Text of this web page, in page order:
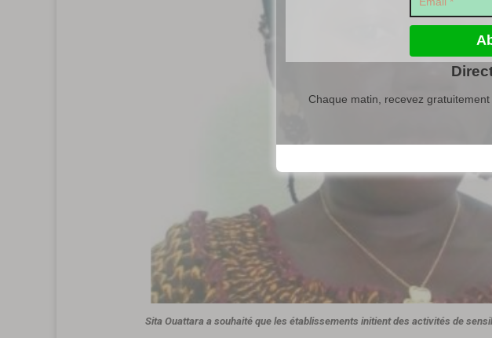
Sita Ouattara a souhaité que les établissements initient des activités de
Chaque matin, recevez